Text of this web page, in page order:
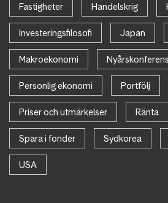
Fastigheter Handelskrig
Investeringsfilosofi Japan
Makroekonomi
Personlig ekonomi Portfölj
Priser och utmärkelser Ränta
Spara i fonder Sydkorea
USA